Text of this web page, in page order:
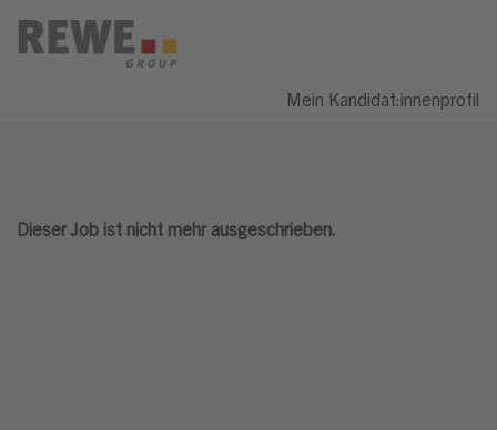
Mein Kandidat:innenprofil
Dieser Job ist nicht mehr ausgeschrieben.